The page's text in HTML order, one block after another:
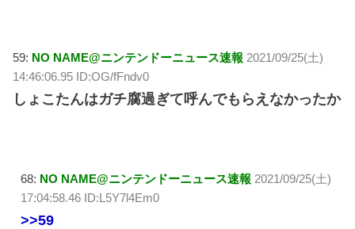
59: NO NAME@ニンテンドーニュース速報 2021/09/25(土)
14:46:06.95 ID:OG/fFndv0
しょこたんはガチ腐過ぎて呼んでもらえなかったか
68: NO NAME@ニンテンドーニュース速報 2021/09/25(土)
17:04:58.46 ID:L5Y7l4Em0
>>59